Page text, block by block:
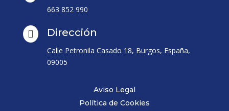
663 852 990
 Dirección
Calle Petronila Casado 18, Burgos, España,
09005
Aviso Legal
Política de Cookies